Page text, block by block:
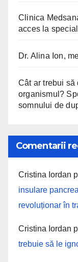
Clinica
acces la
Dr. Alina Ion,
Cât ar trebui să
organismul?
somnului de
Comentarii
Cristina Iordan
insulare
revoluționar în
Cristina Iordan
trebuie să le